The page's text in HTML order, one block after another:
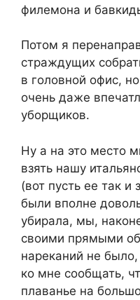
филемона и
Потом я
страждущих
в головной офис,
очень даже
уборщиков.
Ну а на это место
взять нашу
(вот пусть ее так и
были вполне
убирала, мы,
своими прямыми
нареканий не
ко мне сообщать,
плаванье на